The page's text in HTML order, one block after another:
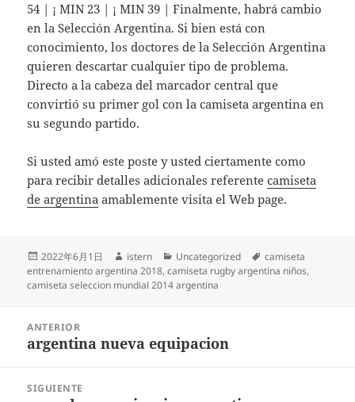
54 | ¡ MIN 23 | ¡ MIN 39 | Finalmente, habrá cambio
en la Selección Argentina. Si bien está con
conocimiento, los doctores de la Selección Argentina
quieren descartar cualquier tipo de problema.
Directo a la cabeza del marcador central que
convirtió su primer gol con la camiseta argentina en
su segundo partido.
Si usted amó este poste y usted ciertamente como
para recibir detalles adicionales referentecamiseta
de argentina amablemente visita el Web page.
Publicado
el
2022年6月1日 Autor
istern Categorías
Uncategorized Etiquetas
camiseta
entrenamiento argentina 2018,camiseta rugby argentina niños,
camiseta seleccion mundial 2014 argentina
entradas
ANTERIOR
Entrada
argentina nueva equipacion
SIGUIENTE